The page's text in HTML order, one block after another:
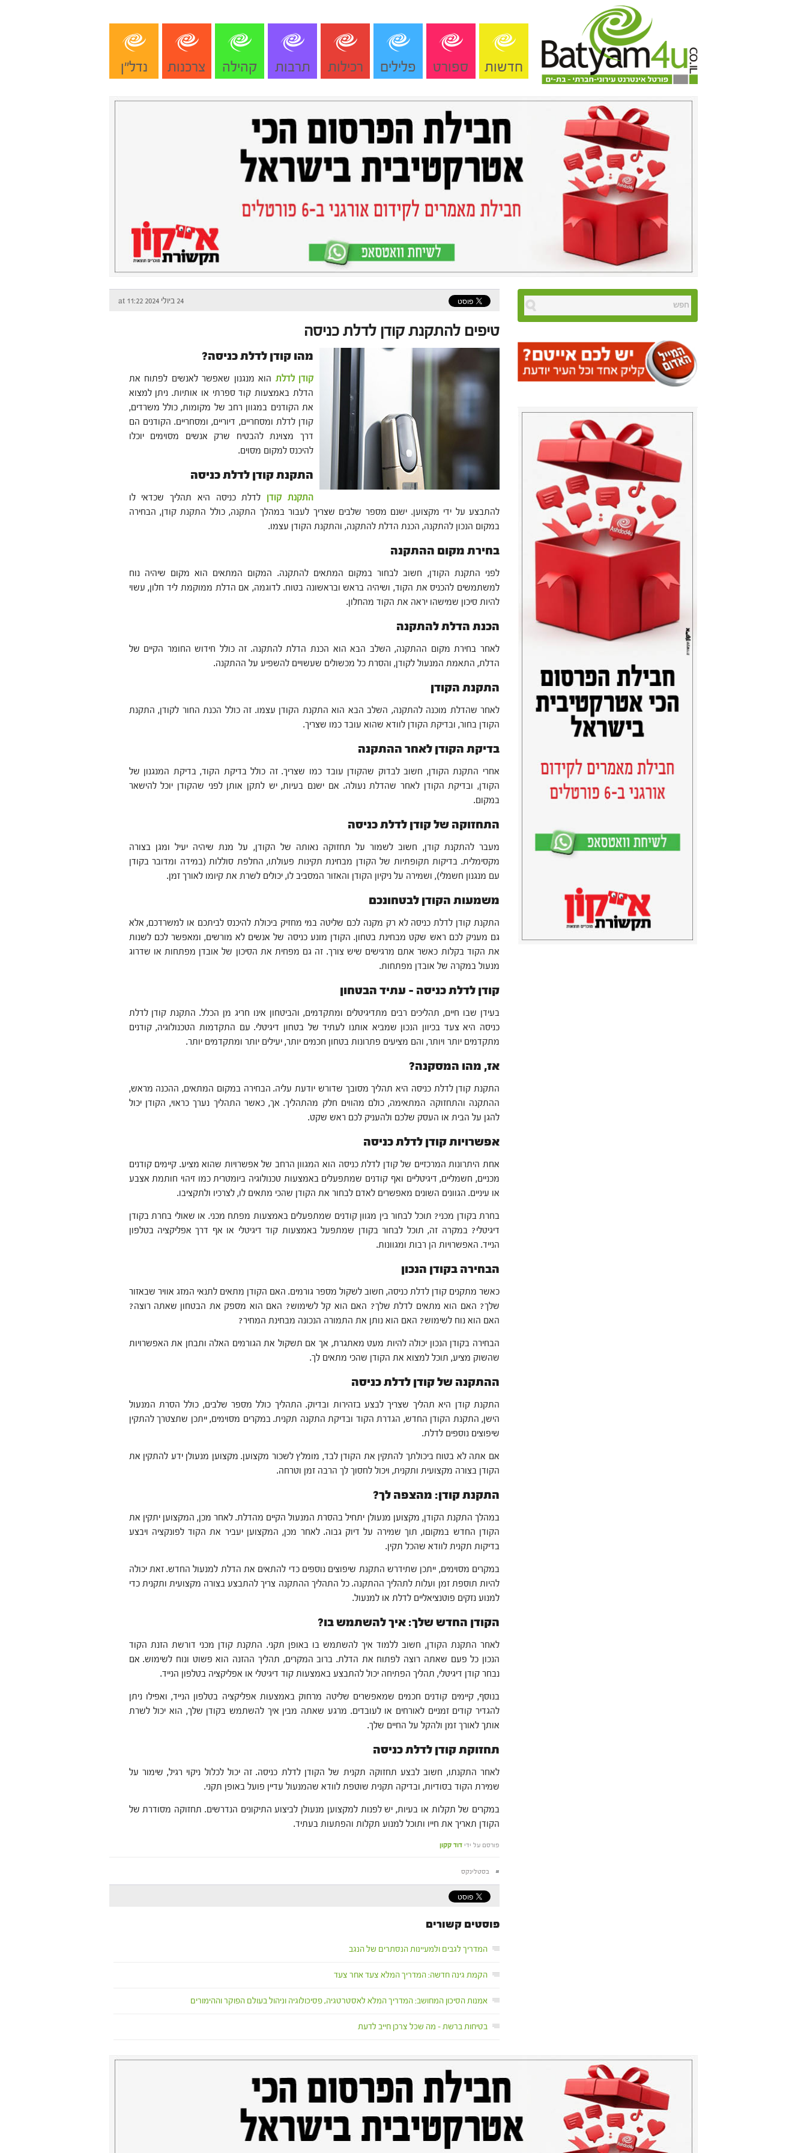
חדשות ספורט פלילים רכילות תרבות קהילה צרכנות נדל"ן
24 ביולי 2024 at 11:22
טיפים להתקנת קודן לדלת כניסה
מהו קודן לדלת כניסה?
קודן לדלת הוא מנגנון שאפשר לאנשים לפתוח את
הדלת באמצעות קוד ספרתי או אותיות. ניתן למצוא
את הקודנים במגוון רחב של מקומות, כולל משרדים,
קודן לדלת ומסחריים, דיוריים, ומסחריים. הקודנים הם
דרך מצוינת להבטיח שרק אנשים מסוימים יוכלו
להיכנס למקום מסוים.
התקנת קודן לדלת כניסה
התקנת קודן לדלת כניסה היא תהליך שכדאי לו
להתבצע על ידי מקצוען. ישנם מספר שלבים שצריך לעבור במהלך התקנה, כולל התקנת קודן, הבחירה
במקום הנכון להתקנה, הכנת הדלת להתקנה, והתקנת הקודן עצמו.
בחירת מקום ההתקנה
לפני התקנת הקודן, חשוב לבחור במקום המתאים להתקנה. המקום המתאים הוא מקום שיהיה נוח
למשתמשים להכניס את הקוד, ושיהיה בראש ובראשונה בטוח. לדוגמה, אם הדלת ממוקמת ליד חלון, עשוי
להיות סיכון שמישהו יראה את הקוד מהחלון.
הכנת הדלת להתקנה
לאחר בחירת מקום ההתקנה, השלב הבא הוא הכנת הדלת להתקנה. זה כולל חידוש החומר הקיים של
הדלת, התאמת המנעול לקודן, והסרת כל מכשולים שעשויים להשפיע על ההתקנה.
התקנת הקודן
לאחר שהדלת מוכנה להתקנה, השלב הבא הוא התקנת הקודן עצמו. זה כולל הכנת החור לקודן, התקנת
הקודן בחור, ובדיקת הקודן לוודא שהוא עובד כמו שצריך.
בדיקת הקודן לאחר ההתקנה
אחרי התקנת הקודן, חשוב לבדוק שהקודן עובד כמו שצריך. זה כולל בדיקת הקוד, בדיקת המנגנון של
הקודן, ובדיקת הקודן לאחר שהדלת נעולה. אם ישנם בעיות, יש לתקן אותן לפני שהקודן יוכל להישאר
במקום.
התחזוקה של קודן לדלת כניסה
מעבר להתקנת קודן, חשוב לשמור על תחזוקה נאותה של הקודן, על מנת שיהיה יעיל ומגן בצורה
מקסימלית. בדיקות תקופתיות של הקודן מבחינת תקינות פעולתו, החלפת סוללות (במידה ומדובר בקודן
עם מנגנון חשמלי), ושמירה על ניקיון הקודן והאזור המסביב לו, יכולים לשרת את קיומו לאורך זמן.
משמעות הקודן לבטחונכם
התקנת קודן לדלת כניסה לא רק מקנה לכם שליטה במי מחזיק ביכולת להיכנס לביתכם או למשרדכם, אלא
גם מעניק לכם ראש שקט מבחינת בטחון. הקודן מונע כניסה של אנשים לא מורשים, ומאפשר לכם לשנות
את הקוד בקלות כאשר אתם מרגישים שיש צורך. זה גם מפחית את הסיכון של אובדן מפתחות או שדרוג
מנעול במקרה של אובדן מפתחות.
קודן לדלת כניסה – עתיד הבטחון
בעידן שבו חיים, תהליכים רבים מתדיגיטלים ומתקדמים, והביטחון אינו חריג מן הכלל. התקנת קודן לדלת
כניסה היא צעד בכיוון הנכון שמביא אותנו לעתיד של בטחון דיגיטלי. עם התקדמות הטכנולוגיה, קודנים
מתקדמים יותר ויותר, והם מציעים פתרונות בטחון חכמים יותר, יעילים יותר ומתקדמים יותר.
אז, מהו המסקנה?
התקנת קודן לדלת כניסה היא תהליך מסובך שדורש יודעת עליה. הבחירה במקום המתאים, ההכנה מראש,
ההתקנה והתחזוקה המתאימה, כולם מהווים חלק מהתהליך. אך, כאשר התהליך נערך כראוי, הקודן יכול
להגן על הבית או העסק שלכם ולהעניק לכם ראש שקט.
אפשרויות קודן לדלת כניסה
אחת היתרונות המרכזיים של קודן לדלת כניסה הוא המגוון הרחב של אפשרויות שהוא מציע. קיימים קודנים
מכניים, חשמליים, דיגיטליים ואף קודנים שמתפעלים באמצעות טכנולוגיה ביומטרית כמו זיהוי חותמת אצבע
או עיניים. הגוונים השונים מאפשרים לאדם לבחור את הקודן שהכי מתאים לו, לצרכיו ולתקציבו.
בחרת בקודן מכני? תוכל לבחור בין מגוון קודנים שמתפעלים באמצעות מפתח מכני. או שאולי בחרת בקודן
דיגיטלי? במקרה זה, תוכל לבחור בקודן שמתפעל באמצעות קוד דיגיטלי או אף דרך אפליקציה בטלפון
הנייד. האפשרויות הן רבות ומגוונות.
הבחירה בקודן הנכון
כאשר מתקנים קודן לדלת כניסה, חשוב לשקול מספר גורמים. האם הקודן מתאים לתנאי המזג אוויר שבאזור
שלך? האם הוא מתאים לדלת שלך? האם הוא קל לשימוש? האם הוא מספק את הבטחון שאתה רוצה?
האם הוא נוח לשימוש? האם הוא נותן את התמורה הנכונה מבחינת המחיר?
הבחירה בקודן הנכון יכולה להיות מעט מאתגרת, אך אם תשקול את הגורמים האלה ותבחן את האפשרויות
שהשוק מציע, תוכל למצוא את הקודן שהכי מתאים לך.
ההתקנה של קודן לדלת כניסה
התקנת קודן היא תהליך שצריך לבצע בזהירות ובדיוק. התהליך כולל מספר שלבים, כולל הסרת המנעול
הישן, התקנת הקודן החדש, הגדרת הקוד ובדיקת התקנה תקנית. במקרים מסוימים, ייתכן שתצטרך להתקין
שיפוצים נוספים לדלת.
אם אתה לא בטוח ביכולתך להתקין את הקודן לבד, מומלץ לשכור מקצוען. מקצוען מנעולן ידע להתקין את
הקודן בצורה מקצועית ותקנית, ויכול לחסוך לך הרבה זמן וטרחה.
התקנת קודן: מהצפה לך?
במהלך התקנת הקודן, מקצוען מנעולן יתחיל בהסרת המנעול הקיים מהדלת. לאחר מכן, המקצוען יתקין את
הקודן החדש במקוםו, תוך שמירה על דיוק גבוה. לאחר מכן, המקצוען יעביר את הקוד לפונקציה ויבצע
בדיקות תקנית לוודא שהכל תקין.
במקרים מסוימים, ייתכן שתידרש התקנת שיפוצים נוספים כדי להתאים את הדלת למנעול החדש. זאת יכולה
להיות תוספת זמן ועלות לתהליך ההתקנה. כל התהליך ההתקנה צריך להתבצע בצורה מקצועית ותקנית כדי
למנוע נזקים פוטנציאליים לדלת או למנעול.
הקודן החדש שלך: איך להשתמש בו?
לאחר התקנת הקודן, חשוב ללמוד איך להשתמש בו באופן תקני. התקנת קודן מכני דורשת הזנת הקוד
הנכון כל פעם שאתה רוצה לפתוח את הדלת. ברוב המקרים, תהליך ההזנה הוא פשוט ונוח לשימוש. אם
נבחר קודן דיגיטלי, תהליך הפתיחה יכול להתבצע באמצעות קוד דיגיטלי או אפליקציה בטלפון הנייד.
בנוסף, קיימים קודנים חכמים שמאפשרים שליטה מרחוק באמצעות אפליקציה בטלפון הנייד, ואפילו ניתן
להגדיר קודים זמניים לאורחים או לעובדים. מרגע שאתה מבין איך להשתמש בקודן שלך, הוא יכול לשרת
אותך לאורך זמן ולהקל על החיים שלך.
תחזוקת קודן לדלת כניסה
לאחר התקנתו, חשוב לבצע תחזוקה תקנית של הקודן לדלת כניסה. זה יכול לכלול ניקוי רגיל, שימור על
שמירת הקוד בסודיות, ובדיקה תקנית שוטפת לוודא שהמנעול עדיין פועל באופן תקני.
במקרים של תקלות או בעיות, יש לפנות למקצוען מנעולן לביצוע התיקונים הנדרשים. תחזוקה מסודרת של
הקודן תאריך את חייו ותוכל למנוע תקלות והפתעות בעתיד.
פורסם על ידי דוד קקון
# בסטלינקס
פוסטים קשורים
המדריך לגבים ולמעיינות הנסתרים של הנגב
הקמת גינה חדשה: המדריך המלא צעד אחר צעד
אמנות הסיכון המחושב: המדריך המלא לאסטרטגיה, פסיכולוגיה וניהול בעולם הפוקר וההימורים
בטיחות ברשת – מה שכל צרכן חייב לדעת